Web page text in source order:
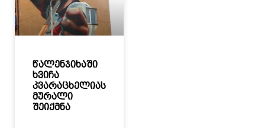
წალენჯიხაში
ხვიჩა
კვარაცხელიას
მურალი
შეიქმნა